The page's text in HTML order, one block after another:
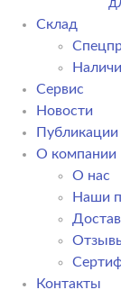
Склад
Сервис
Новости
Публикации
О компании
О нас
Наши
Контакты